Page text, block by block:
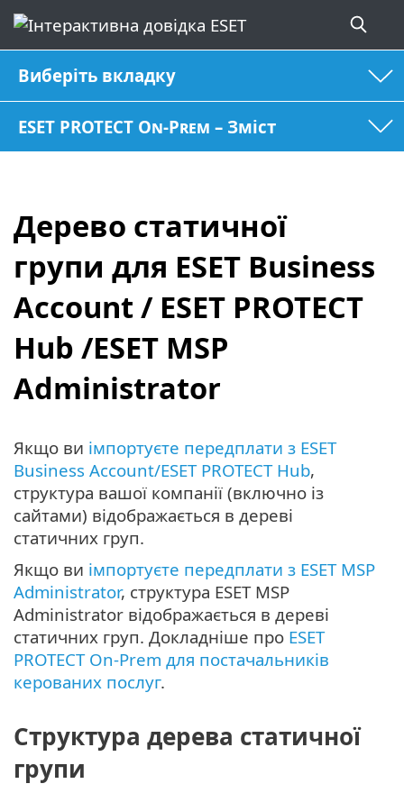
Виберіть вкладку
ESET PROTECT On-Prem – Зміст
Дерево статичної
групи для ESET Business
Account / ESET PROTECT
Hub /ESET MSP
Administrator
Якщо ви імпортуєте передплати з ESET
Business Account/ESET PROTECT Hub,
структура вашої компанії (включно із
сайтами) відображається в дереві
статичних груп.
Якщо ви імпортуєте передплати з ESET MSP
Administrator, структура ESET MSP
Administrator відображається в дереві
статичних груп. Докладніше про ESET
PROTECT On-Prem для постачальників
керованих послуг.
Структура дерева статичної
групи